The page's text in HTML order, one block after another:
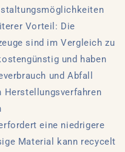
Vorteil: Die
sind im Vergleich zu
und haben
und Abfall
Herstellungsverfahren
eine niedrigere
Material kann recycelt